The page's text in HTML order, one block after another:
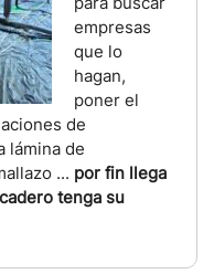
empresas
que lo
hagan,
poner el
de
lámina de
... por fin llega
tenga su